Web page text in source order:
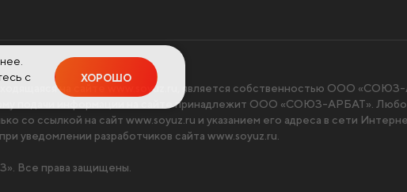
на сайте www.soyuz.ru
, является собственностью ООО «СОЮЗ-
подачи информации на сайте принадлежит ООО «СОЮЗ-АРБАТ».
со ссылкой на сайт www.soyuz.ru и указанием его адреса в сети
уведомлении разработчиков сайта www.soyuz.ru
Все права защищены.
с
ХОРОШО